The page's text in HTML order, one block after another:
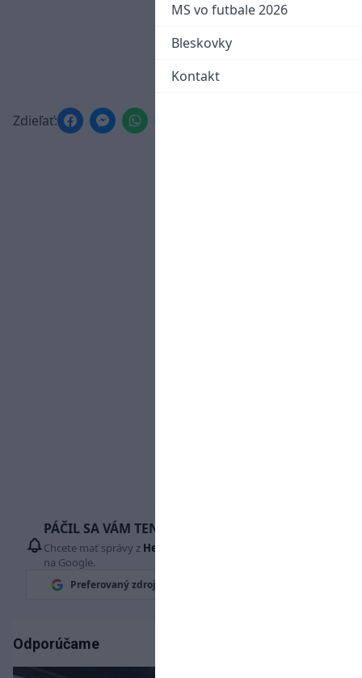
MS vo futbale 2026
Bleskovky
Kontakt
Zdieľať:
PÁČIL SA VÁM TENTO ČLÁNOK?
Chcete mať správy z Hetrik.sk
na Google.
Preferovaný zdroj
Odporúčame